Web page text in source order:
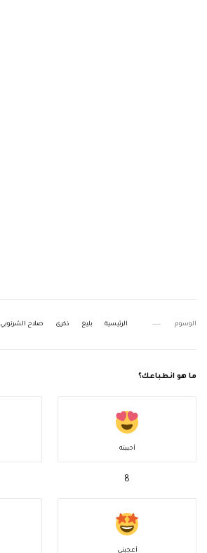
الوسوم الرئيسية بليغ ذكرى صلاح الشرنوبي
ما هو انطباعك؟
أحببته
8
أعجبني